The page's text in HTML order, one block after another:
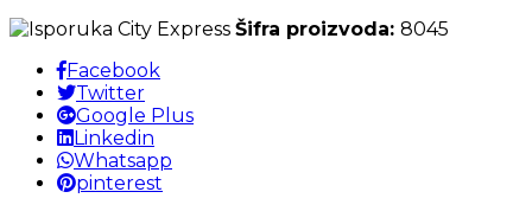
Šifra proizvoda: 8045
Facebook
Twitter
Google Plus
Linkedin
Whatsapp
pinterest